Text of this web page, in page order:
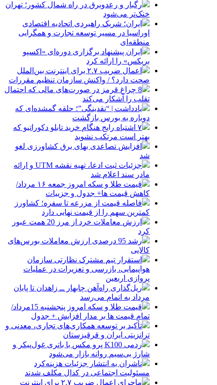
رگبار و رعدوبرق در راه شمال کشور؛ تهران
خنک‌تر می‌شود
ایران؛ شریک راهبردی اتحادیه اقتصادی
اوراسیا در مسیر توسعه تجارت و همگرایی
منطقه‌ای
ایران پیشنهاد برگزاری دوره‌ای «اکسپو
بریکس» را ارائه کرد
اعمال ضریب ۲.۷ برای اینترنت بین‌الملل
صحت دارد؟ / واکنش سازمان تنظیم مقررات
8 چراغ قرمز در صورت‌های مالی که احتمال
تقلب را آشکار می‌کند
یادداشت | “نقدینگی”؛ حلقه گمشده‌ای که
دوباره به بورس بازگشت
۷ اشتباه رایج هنگام خرید تابلو دکوراتیو که
بهتر است مرتکب نشوید
افزایش تصاعدی بهای برق کشاورزی لغو
شد
جزئیات ثبت ادعا، تهیه نقشه UTM و ارائه
مادر سند اعلام شد
قیمت طلا و سکه امروز جمعه ۱۶ مرداد/
کاهش قیمت ها+ جدول و جزییات
فاصله قیمت از مزرعه تا سفره؛ کشاورز
کمترین سهم را از قیمت نهایی دارد
ارزش معاملات خرد از مرز 20 همت عبور
کرد
رشد 95 درصدی ارزش معاملات بورس‌های
کالایی
استقرار تیم مشترک نظارتی سازمان
هواپیمایی، بازرسی و تعزیرات در عملیات
پروازی اربعین
ریل‌گذاری راه‌آهن چابهار ــ زاهدان تا پایان
مرداد به اتمام می‌رسد
قیمت طلا و سکه امروز پنجشنبه 15مرداد/
تمام قیمت ها بر مدار افزایش + جدول
تأکید بر توسعه همکاری‌های تجاری، معدنی و
ترانزیتی ایران و قرقیزستان
ردمی K100 پرو مکس با باتری غول‌پیکر و
شارژ بی‌سیم روانه بازار می‌شود
ناشران به انتشار جزئیات هزینه‌کرد
مسئولیت اجتماعی در کدال مکلف شدند
ماجرای اعمال ضریب ۲.۷ برای اینترنت